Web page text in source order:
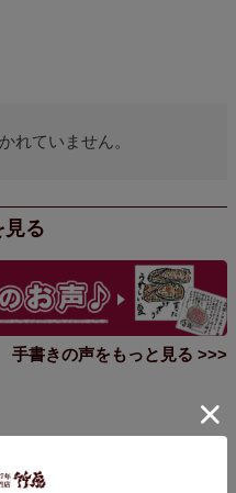
れていません。
見る
手書きの声をもっと見る >>>